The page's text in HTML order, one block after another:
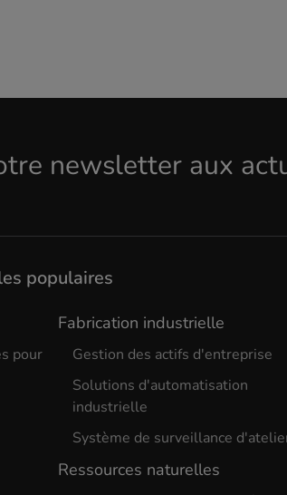
newsletter aux
populaires
pour
Fabrication industrielle
Gestion des actifs d'entreprise
Solutions d'automatisation
industrielle
Système de surveillance
Ressources naturelles